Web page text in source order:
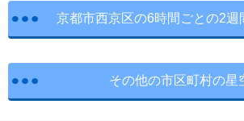
京都市西京区の6時間ごとの2週
その他の市区町村の星